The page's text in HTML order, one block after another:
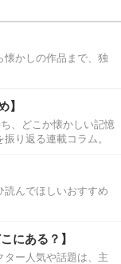
懐かしの作品まで、独
】
、どこか懐かしい記憶
り返る連載コラム。
読んでほしいおすすめ
にある？】
ター人気や話題は、主